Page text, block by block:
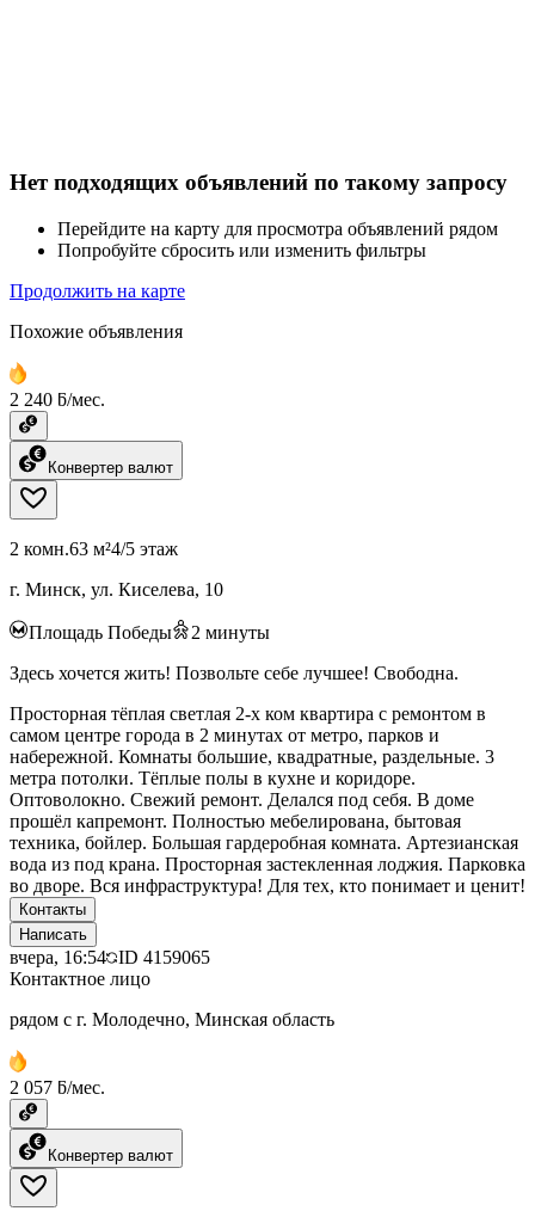
Нет подходящих объявлений по такому запросу
Перейдите на карту для просмотра объявлений рядом
Попробуйте сбросить или изменить фильтры
Продолжить на карте
Похожие объявления
2 240 ƃ/мес.
Конвертер валют
2 комн.63 м²4/5 этаж
г. Минск, ул. Киселева, 10
Площадь Победы 2 минуты
Здесь хочется жить! Позвольте себе лучшее! Свободна.
Просторная тёплая светлая 2-х ком квартира с ремонтом в
самом центре города в 2 минутах от метро, парков и
набережной. Комнаты большие, квадратные, раздельные. 3
метра потолки. Тёплые полы в кухне и коридоре.
Оптоволокно. Свежий ремонт. Делался под себя. В доме
прошёл капремонт. Полностью мебелирована, бытовая
техника, бойлер. Большая гардеробная комната. Артезианская
вода из под крана. Просторная застекленная лоджия. Парковка
во дворе. Вся инфраструктура! Для тех, кто понимает и ценит!
Контакты
Написать
вчера, 16:54 ID 4159065
Контактное лицо
рядом с г. Молодечно, Минская область
2 057 ƃ/мес.
Конвертер валют